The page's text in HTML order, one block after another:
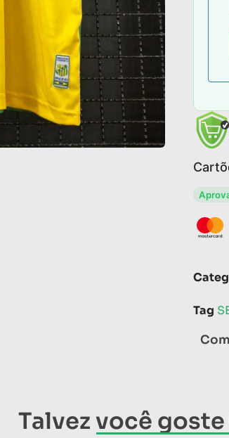
Tag
Talvez você